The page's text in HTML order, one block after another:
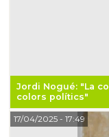
Jordi Nogué: "La
colors polítics"
17/04/2025- 17:49